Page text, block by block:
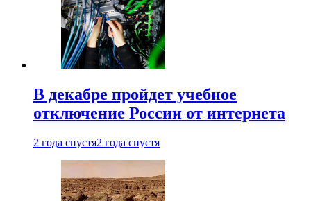
В декабре пройдет учебное
отключение России от интернета
2 года спустя2 года спустя